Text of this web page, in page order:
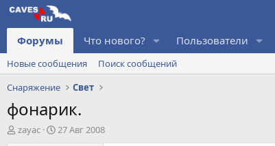
Форумы Что нового? Пользователи
Новые сообщения
Поиск сообщений
Снаряжение
Свет
фонарик.
А
zayac
Д
27 Авг 2008